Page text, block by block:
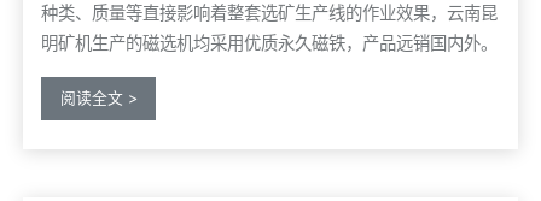
种类、质量等直接影响着整套选矿生产线的作业效果，云南昆
明矿机生产的磁选机均采用优质永久磁铁，产品远销国内外。
阅读全文 >